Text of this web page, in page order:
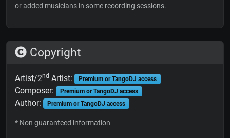
or added musicians in some recording sessions.
Copyright
Artist/2nd Artist: Premium or TangoDJ access
Composer: Premium or TangoDJ access
Author: Premium or TangoDJ access
* Non guaranteed information